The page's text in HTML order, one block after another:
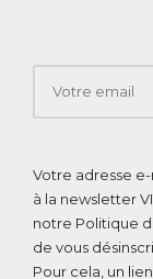
Votre adresse
à la newsletter
notre Politique
de vous
Pour cela, un